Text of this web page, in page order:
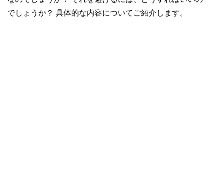
でしょうか？ 具体的な内容についてご紹介します。